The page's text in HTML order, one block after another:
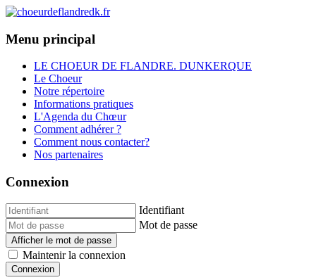
Menu principal
LE CHOEUR DE FLANDRE. DUNKERQUE
Le Choeur
Notre répertoire
Informations pratiques
L'Agenda du Chœur
Comment adhérer ?
Comment nous contacter?
Nos partenaires
Connexion
Identifiant
Mot de passe
Afficher le mot de passe
Maintenir la connexion
Connexion